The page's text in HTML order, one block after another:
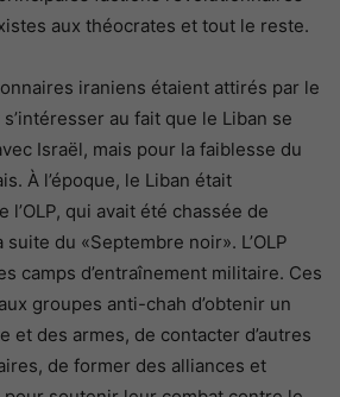
aux théocrates et tout le reste.
iraniens étaient attirés par le
au fait que le Liban se
Israël, mais pour la faiblesse du
À l’époque, le Liban était
l’OLP, qui avait été chassée de
du «Septembre noir». L’OLP
camps d’entraînement militaire. Ces
groupes anti-chah d’obtenir un
et des armes, de contacter d’autres
de former des alliances et